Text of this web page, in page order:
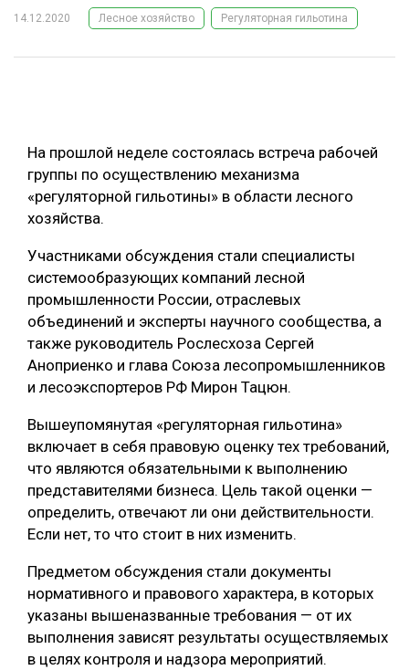
ЛЕСОЗАГОТОВКА
ЛЕСОВОССТАНОВЛЕНИЕ И ЗАЩИТА
ЛОГИСТИКА
ЦБП
КОМПЛЕКСНАЯ ПЕРЕРАБОТКА
ЛЕСОПИЛЕНИЕ
ДЕРЕВЯННОЕ ДОМОСТРОЕНИЕ
СОРТИРОВКА ДРЕВЕСИНЫ
МЕБЕЛЬНОЕ ПРОИЗВОДСТВО
ТЕМАТИЧЕСКИЕ ПРОЕКТЫ
ПОДБОРКИ СТАТЕЙ
ЭКСПЕРТНОЕ МНЕНИЕ
14.12.2020 Лесное хозяйство Регуляторная гильотина
На прошлой неделе состоялась встреча рабочей
группы по осуществлению механизма
«регуляторной гильотины» в области лесного
хозяйства.
Участниками обсуждения стали специалисты
системообразующих компаний лесной
промышленности России, отраслевых
объединений и эксперты научного сообщества, а
также руководитель Рослесхоза Сергей
Аноприенко и глава Союза лесопромышленников
и лесоэкспортеров РФ Мирон Тацюн.
Вышеупомянутая «регуляторная гильотина»
включает в себя правовую оценку тех требований,
что являются обязательными к выполнению
представителями бизнеса. Цель такой оценки —
определить, отвечают ли они действительности.
Если нет, то что стоит в них изменить.
Предметом обсуждения стали документы
нормативного и правового характера, в которых
указаны вышеназванные требования — от их
выполнения зависят результаты осуществляемых
в целях контроля и надзора мероприятий.